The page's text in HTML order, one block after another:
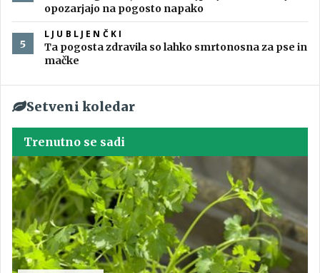
opozarjajo na pogosto napako
LJUBLJENČKI
Ta pogosta zdravila so lahko smrtonosna za pse in
mačke
Setveni koledar
Trenutno se sadi